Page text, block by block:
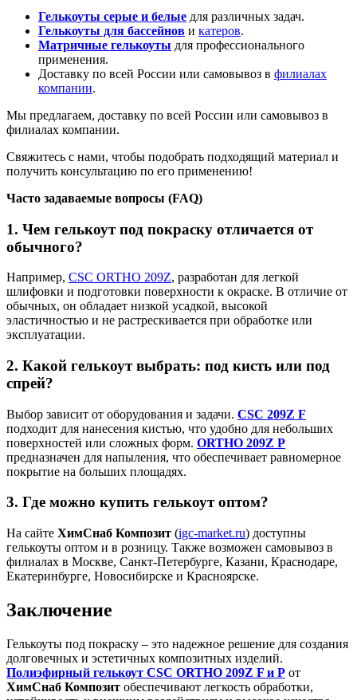
Гелькоуты серые и белые для различных задач.
Гелькоуты для бассейнов и катеров.
Матричные гелькоуты для профессионального
применения.
Доставку по всей России или самовывоз в филиалах
компании.
Мы предлагаем, доставку по всей России или самовывоз в
филиалах компании.
Свяжитесь с нами, чтобы подобрать подходящий материал и
получить консультацию по его применению!
Часто задаваемые вопросы (FAQ)
1. Чем гелькоут под покраску отличается от
обычного?
Например, CSC ORTHO 209Z, разработан для легкой
шлифовки и подготовки поверхности к окраске. В отличие от
обычных, он обладает низкой усадкой, высокой
эластичностью и не растрескивается при обработке или
эксплуатации.
2. Какой гелькоут выбрать: под кисть или под
спрей?
Выбор зависит от оборудования и задачи. CSC 209Z F
подходит для нанесения кистью, что удобно для небольших
поверхностей или сложных форм. ORTHO 209Z P
предназначен для напыления, что обеспечивает равномерное
покрытие на больших площадях.
3. Где можно купить гелькоут оптом?
На сайте ХимСнаб Композит (igc-market.ru) доступны
гелькоуты оптом и в розницу. Также возможен самовывоз в
филиалах в Москве, Санкт-Петербурге, Казани, Краснодаре,
Екатеринбурге, Новосибирске и Красноярске.
Заключение
Гелькоуты под покраску – это надежное решение для создания
долговечных и эстетичных композитных изделий.
Полиэфирный гелькоут CSC ORTHO 209Z F и P от
ХимСнаб Композит обеспечивают легкость обработки,